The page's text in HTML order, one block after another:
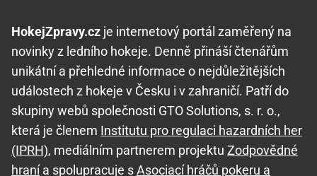
HokejZpravy.cz je internetový portál zaměřený na
novinky z ledního hokeje. Denně přináší čtenářům
unikátní a přehledné informace o nejdůležitějších
událostech z hokeje v Česku i v zahraničí. Patří do
skupiny webů společnosti GTO Solutions, s. r. o.,
která je členem Institutu pro regulaci hazardních her
(IPRH), mediálním partnerem projektu Zodpovědné
hranía spolupracuje sAsociací hráčů pokeru a